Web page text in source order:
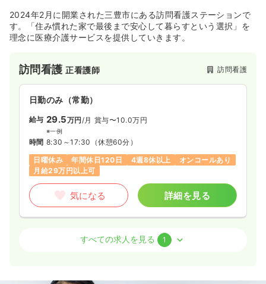
2024年2月に開業された三豊市にある訪問看護ステーションで
す。「住み慣れた家で最後まで安心して暮らすという選択」を
理念に医療介護サービスを提供していきます。
訪問看護正看護師 訪問看護
日勤のみ（常勤）
給与 29.5万円/月 賞与〜10.0万円
※一例
時間 8:30～17:30 （休憩60分）
日曜休み
年間休日120日 4週8休以上
オンコールあり
月給29万円以上可
気になる 詳細を見る
正看護師 / 管理職
すべての求人を見る 1